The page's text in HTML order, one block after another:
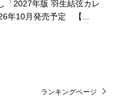
「2027年版 羽生結弦カレ
年10月発売予定 【...
ランキングページ